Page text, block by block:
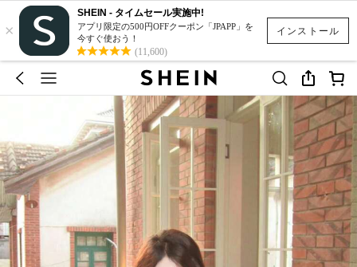
インストール
×
SHEIN - タイムセール実施中!
アプリ限定の500円OFFクーポン「JPAPP」を
今すぐ使おう！
(11,600)